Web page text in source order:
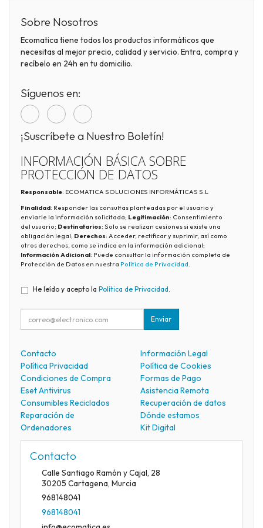
Sobre Nosotros
Ecomatica tiene todos los productos informáticos que
necesitas al mejor precio, calidad y servicio. Entra, compra y
recíbelo en 24h en tu domicilio.
Síguenos en:
¡Suscríbete a Nuestro Boletín!
INFORMACIÓN BÁSICA SOBRE
PROTECCIÓN DE DATOS
Responsable: ECOMATICA SOLUCIONES INFORMÁTICAS S.L
Finalidad: Responder las consultas planteadas por el usuario y
enviarle la información solicitada; Legitimación: Consentimiento
del usuario; Destinatarios: Solo se realizan cesiones si existe una
obligación legal; Derechos: Acceder, rectificar y suprimir, así como
otros derechos, como se indica en la información adicional;
Información Adicional: Puede consultar la información completa de
Protección de Datos en nuestra Política de Privacidad
He leído y acepto la Política de Privacidad.
Enviar
Contacto
Información Legal
Política Privacidad
Política de Cookies
Condiciones de Compra
Formas de Pago
Eset Antivirus
Asistencia Remota
Consumibles Reciclados
Recuperación de datos
Reparación de
Ordenadores
Dónde estamos
Kit Digital
Contacto
Calle Santiago Ramón y Cajal, 28
30205 Cartagena, Murcia
968148041
968148041